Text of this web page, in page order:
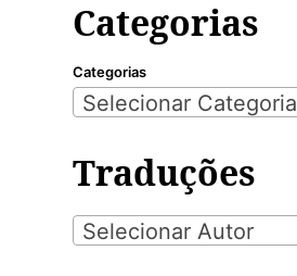
Categorias
Categorias
Selecionar Categoria
Traduções
Selecionar Autor